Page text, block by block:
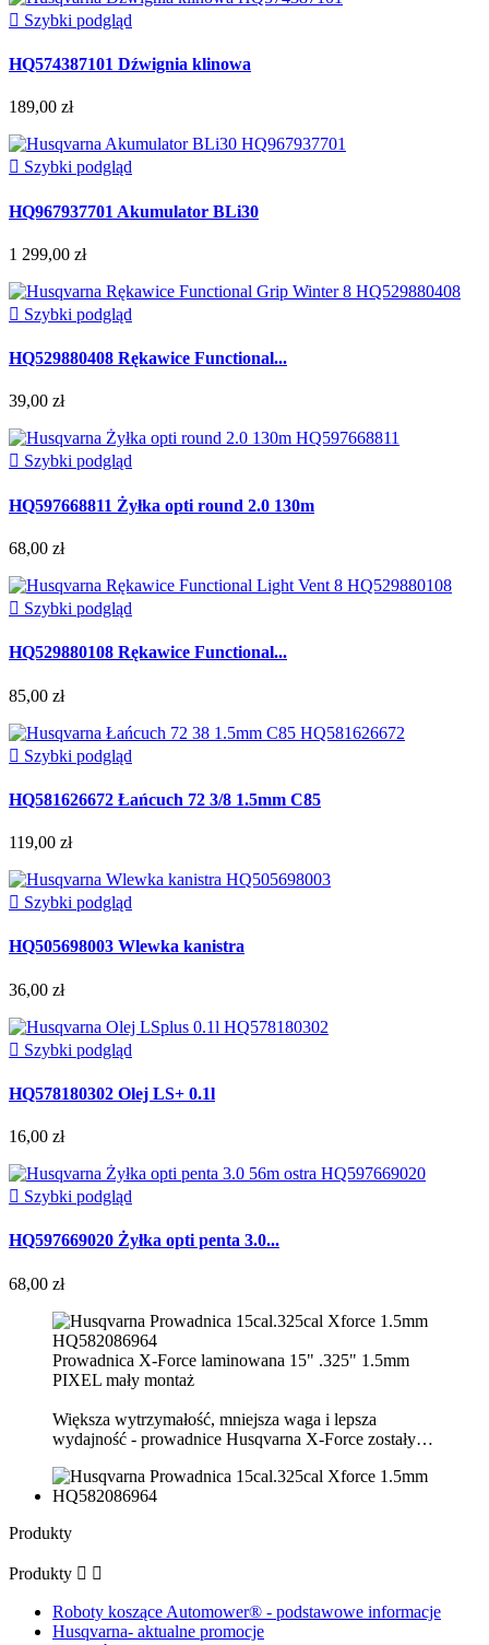
 Szybki podgląd
HQ574387101 Dźwignia klinowa
189,00 zł
 Szybki podgląd
HQ967937701 Akumulator BLi30
1 299,00 zł
 Szybki podgląd
HQ529880408 Rękawice Functional...
39,00 zł
 Szybki podgląd
HQ597668811 Żyłka opti round 2.0 130m
68,00 zł
 Szybki podgląd
HQ529880108 Rękawice Functional...
85,00 zł
 Szybki podgląd
HQ581626672 Łańcuch 72 3/8 1.5mm C85
119,00 zł
 Szybki podgląd
HQ505698003 Wlewka kanistra
36,00 zł
 Szybki podgląd
HQ578180302 Olej LS+ 0.1l
16,00 zł
 Szybki podgląd
HQ597669020 Żyłka opti penta 3.0...
68,00 zł
Prowadnica X-Force laminowana 15" .325" 1.5mm
PIXEL mały montaż
Większa wytrzymałość, mniejsza waga i lepsza
wydajność - prowadnice Husqvarna X-Force zostały…
Produkty
Produkty  
Roboty koszące Automower® - podstawowe informacje
Husqvarna- aktualne promocje